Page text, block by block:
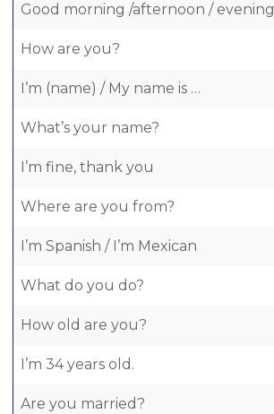
Good morning /afternoon / evening
How are you?
I’m (name) / My name is …
What’s your name?
I’m fine, thank you
Where are you from?
I’m Spanish / I’m Mexican
What do you do?
How old are you?
I’m 34 years old.
Are you married?